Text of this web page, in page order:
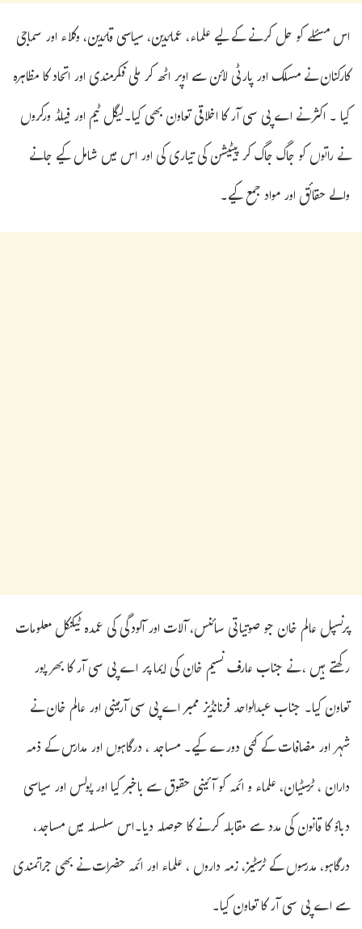
اس مسئلے کو حل کرنے کے لیے علماء، عمائدین، سیاسی قائدین، وکلاء اور سماجی
کارکنان نے مسلک اور پارٹی لائن سے اوپر اٹھ کر ملی فکرمندی اور اتحاد کا مظاہرہ
کیا ۔ اکثر نے اے پی سی آر کا اخلاقی تعاون بھی کیا۔لیگل ٹیم اور فیلڈ ورکروں
نے راتوں کو جاگ جاگ کر پیٹیشن کی تیاری کی اور اس میں شامل کیے جانے
والے حقائق اور مواد جمع کیے۔
پرنسپل عالم خان جو صوتیاتی سائنس، آلات اور آلودگی کی عمدہ ٹیکنکل معلومات
رکھتے ہیں ، نے جناب عارف نسیم خان کی ایما پر اے پی سی آر کا بھر پور
تعاون کیا۔ جناب عبدالواحد فرنانڈیز ممبر اے پی سی آرمینی اور عالم خان نے
شہر اور مضافات کے کئی دورے کیے۔ مساجد ، درگاہوں اور مدارس کے ذمہ
داران ، ٹرسٹیان، علماء و ائمہ کو آئینی حقوق سے باخبر کیا اور پولس اور سیاسی
دباؤ کا قانون کی مدد سے مقابلہ کرنے کا حوصلہ دیا۔اس سلسلہ میں مساجد،
درگاہو، مدرسوں کے ٹرسٹیز، زمہ داروں ، علماء اور ائمہ حضرات نے بھی جراتمندی
سے اے پی سی آر کا تعاون کیا۔